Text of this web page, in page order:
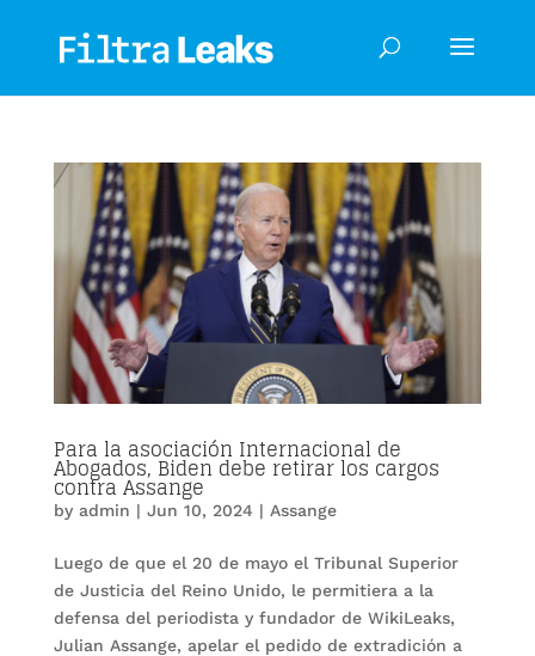
Para la asociación Internacional de
Abogados, Biden debe retirar los cargos
contra Assange
by admin | Jun 10, 2024 | Assange
Luego de que el 20 de mayo el Tribunal Superior
de Justicia del Reino Unido, le permitiera a la
defensa del periodista y fundador de WikiLeaks,
Julian Assange, apelar el pedido de extradición a